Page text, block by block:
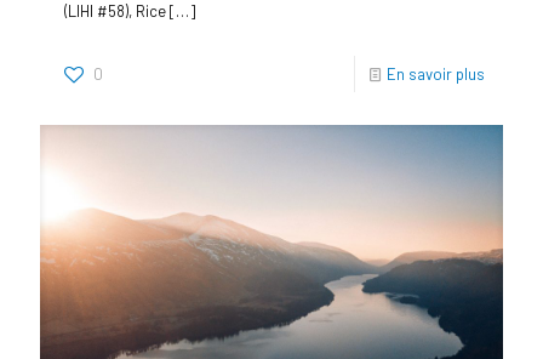
(LIHI #58), Rice[…]
0 En savoir plus